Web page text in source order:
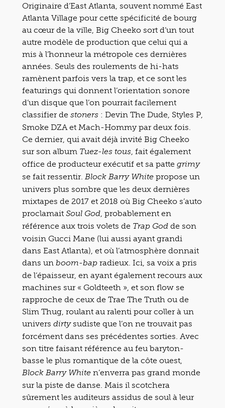
Originaire d’East Atlanta, souvent nommé East
Atlanta Village pour cette spécificité de bourg
au cœur de la ville, Big Cheeko sort d’un tout
autre modèle de production que celui qui a
mis à l’honneur la métropole ces dernières
années. Seuls des roulements de hi-hats
ramènent parfois vers la trap, et ce sont les
featurings qui donnent l’orientation sonore
d’un disque que l’on pourrait facilement
classifier de stoners : Devin The Dude, Styles P,
Smoke DZA et Mach-Hommy par deux fois.
Ce dernier, qui avait déjà invité Big Cheeko
sur son album Tuez-les tous , fait également
office de producteur exécutif et sa patte grimy
se fait ressentir. Block Barry White propose un
univers plus sombre que les deux dernières
mixtapes de 2017 et 2018 où Big Cheeko s’auto
proclamait Soul God , probablement en
référence aux trois volets de Trap God de son
voisin Gucci Mane (lui aussi ayant grandi
dans East Atlanta), et où l’atmosphère donnait
dans un boom-bap radieux. Ici, sa voix a pris
de l’épaisseur, en ayant également recours aux
machines sur « Goldteeth », et son flow se
rapproche de ceux de Trae The Truth ou de
Slim Thug, roulant au ralenti pour coller à un
univers dirtysudiste que l’on ne trouvait pas
forcément dans ses précédentes sorties. Avec
son titre faisant référence au feu baryton-
basse le plus romantique de la côte ouest,
Block Barry White n’enverra pas grand monde
sur la piste de danse. Mais il scotchera
sûrement les auditeurs assidus de soul à leur